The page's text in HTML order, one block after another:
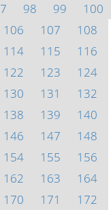
98 99
100
106 107
108
114 115
116
122 123
124
130 131
132
138 139
140
146 147
148
154 155
156
162 163
164
170 171
172